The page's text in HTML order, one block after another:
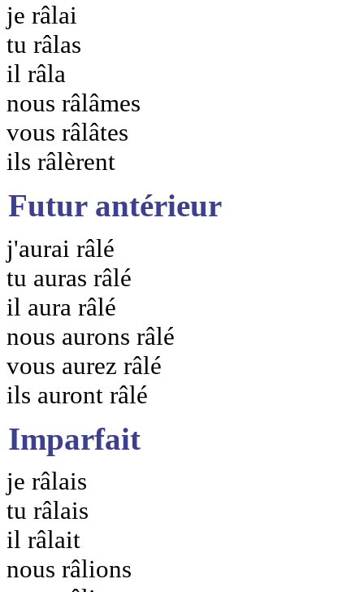
je râlai
tu râlas
il râla
nous râlâmes
vous râlâtes
ils râlèrent
Futur antérieur
j'aurai râlé
tu auras râlé
il aura râlé
nous aurons râlé
vous aurez râlé
ils auront râlé
Imparfait
je râlais
tu râlais
il râlait
nous râlions